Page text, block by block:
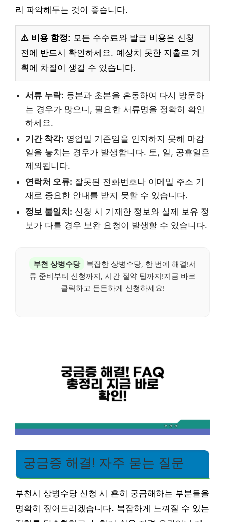
리 파악해두는 것이 좋습니다.
⚠️ 비용 함정: 모든 수수료와 발급 비용은 신청
전에 반드시 확인하세요. 예상치 못한 지출로 계
획에 차질이 생길 수 있습니다.
서류 누락: 등본과 초본을 혼동하여 다시 방문하
는 경우가 많으니, 필요한 서류명을 정확히 확인
하세요.
기간 착각: 영업일 기준임을 인지하지 못해 마감
일을 놓치는 경우가 발생합니다. 토, 일, 공휴일은
제외됩니다.
연락처 오류: 잘못된 전화번호나 이메일 주소 기
재로 중요한 안내를 받지 못할 수 있습니다.
정보 불일치: 신청 시 기재한 정보와 실제 보유 정
보가 다를 경우 보완 요청이 발생할 수 있습니다.
부천 상병수당
복잡한 상병수당, 한 번에 해결!서
류 준비부터 신청까지, 시간 절약 팁까지!지금 바로
클릭하고 든든하게 신청하세요!
궁금증 해결! 자주 묻는 질문
부천시 상병수당 신청 시 흔히 궁금해하는 부분들을
명확히 짚어드리겠습니다. 복잡하게 느껴질 수 있는